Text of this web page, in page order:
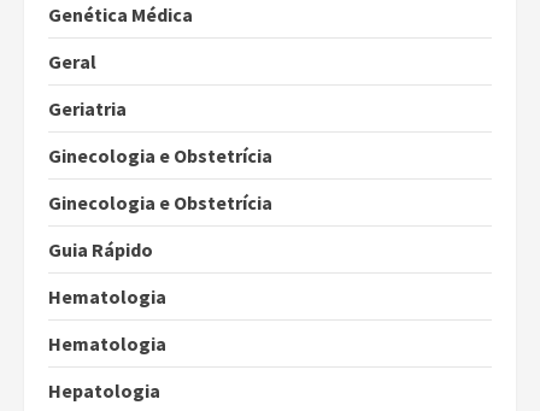
Genética Médica
Geral
Geriatria
Ginecologia e Obstetrícia
Ginecologia e Obstetrícia
Guia Rápido
Hematologia
Hematologia
Hepatologia